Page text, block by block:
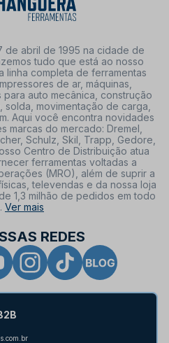
de abril de 1995 na cidade de
tudo que está ao nosso
linha completa de ferramentas
de ar, máquinas,
auto mecânica, construção
solda, movimentação de carga,
Aqui você encontra novidades
marcas do mercado: Dremel,
Schulz, Skil, Trapp, Gedore,
Centro de Distribuição atua
ferramentas voltadas a
(MRO), além de suprir a
televendas e da nossa loja
1,3 milhão de pedidos em todo
Ver mais
REDES